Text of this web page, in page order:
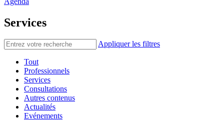
Services
Appliquer les filtres
Tout
Professionnels
Services
Consultations
Autres contenus
Actualités
Evénements